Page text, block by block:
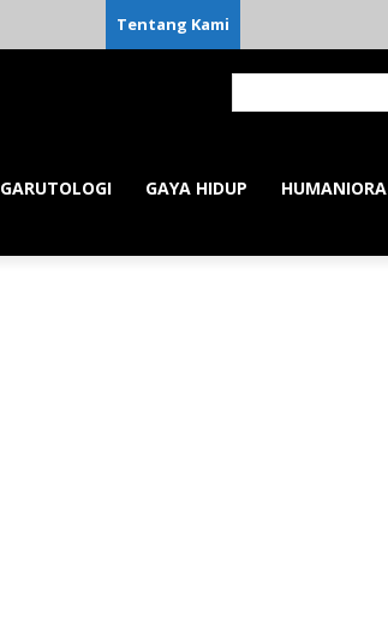
Tentang Kami
GARUTOLOGI GAYA HIDUP HUMANIORA